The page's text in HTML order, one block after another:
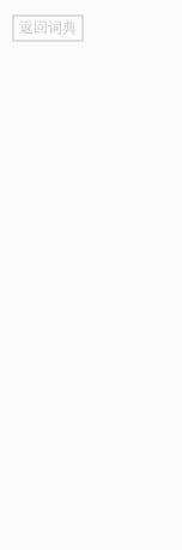
go
top
返回词典